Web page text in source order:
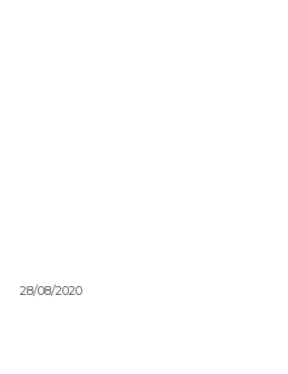
28/08/2020